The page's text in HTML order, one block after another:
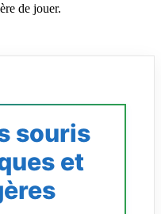
de jouer.
souris
et